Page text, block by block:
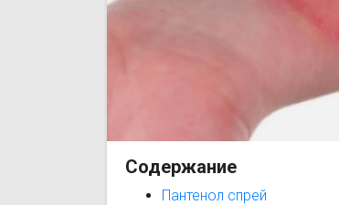
Содержание
Пантенол спрей